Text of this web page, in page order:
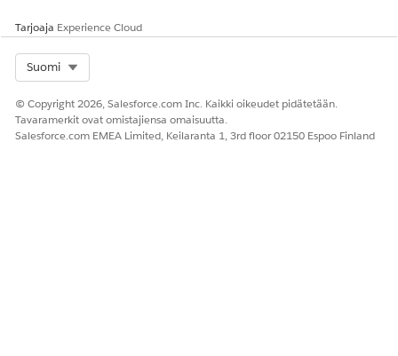
RATKAISIKO TÄMÄ ARTIKKELI ONGELMASI?
Anna palautetta, jotta voimme kehittyä!
Kyllä
Tarjoaja Experience Cloud
Suomi
© Copyright 2026, Salesforce.com Inc. Kaikki oikeudet pidätetään.
Tavaramerkit ovat omistajiensa omaisuutta.
Salesforce.com EMEA Limited, Keilaranta 1, 3rd floor 02150 Espoo Finland